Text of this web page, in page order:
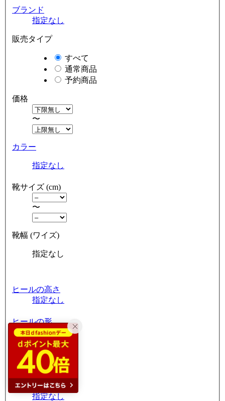
ブランド
指定なし
販売タイプ
すべて
通常商品
予約商品
価格
〜
カラー
指定なし
靴サイズ (cm)
〜
靴幅 (ワイズ)
指定なし
ヒールの高さ
指定なし
ヒールの形
指定なし
つま先の形状
指定なし
筒周り
指定なし